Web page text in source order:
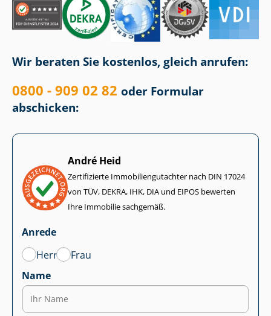
Wir beraten Sie kostenlos, gleich anrufen:
0800 - 909 02 82 oder Formular
abschicken:
André Heid
Zertifizierte Im­mo­bi­li­en­gut­ach­ter nach DIN 17024
von TÜV, DEKRA, IHK, DIA und EIPOS bewerten
Ihre Immobilie sachgemäß.
Anrede
Herr
Frau
Name